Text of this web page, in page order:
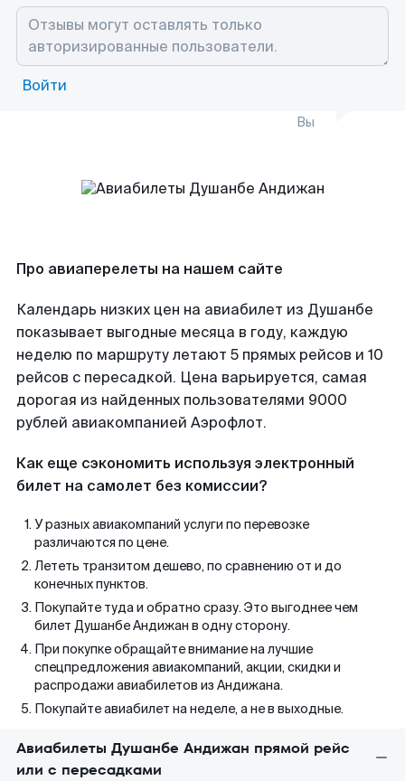
Войти
Вы
Про авиаперелеты на нашем сайте
Календарь низких цен на авиабилет из Душанбе
показывает выгодные месяца в году, каждую
неделю по маршруту летают 5 прямых рейсов и 10
рейсов с пересадкой. Цена варьируется, самая
дорогая из найденных пользователями 9000
рублей авиакомпанией Аэрофлот.
Как еще сэкономить используя электронный
билет на самолет без комиссии?
У разных авиакомпаний услуги по перевозке
различаются по цене.
Лететь транзитом дешево, по сравнению от и до
конечных пунктов.
Покупайте туда и обратно сразу. Это выгоднее чем
билет Душанбе Андижан в одну сторону.
При покупке обращайте внимание на лучшие
спецпредложения авиакомпаний, акции, скидки и
распродажи авиабилетов из Андижана.
Покупайте авиабилет на неделе, а не в выходные.
Авиабилеты Душанбе Андижан прямой рейс
или с пересадками